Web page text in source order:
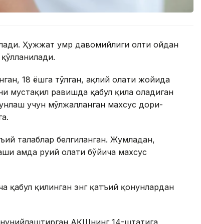
Ҳужжат умр давомийлиги олти ойдан
18 ёшга тўлган, ақлий ҳолати жойида
мустақил равишда қабул қила оладиган
учун мўлжалланган махсус дори-
талаблар белгиланган. Жумладан,
руҳий ҳолати бўйича махсус
қилинган энг қатъий қонунлардан